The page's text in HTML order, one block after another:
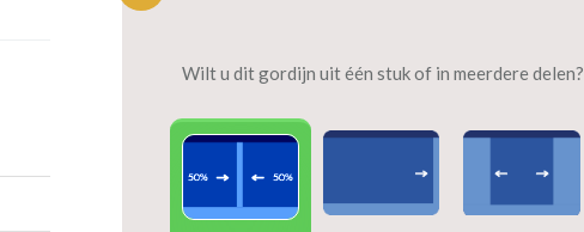
Wilt u dit gordijn uit één stuk of in meerdere delen?